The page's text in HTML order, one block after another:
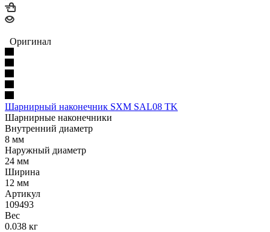
Оригинал
Шарнирный наконечник SXM SAL08 TK
Шарнирные наконечники
Внутренний диаметр
8 мм
Наружный диаметр
24 мм
Ширина
12 мм
Артикул
109493
Вес
0.038 кг